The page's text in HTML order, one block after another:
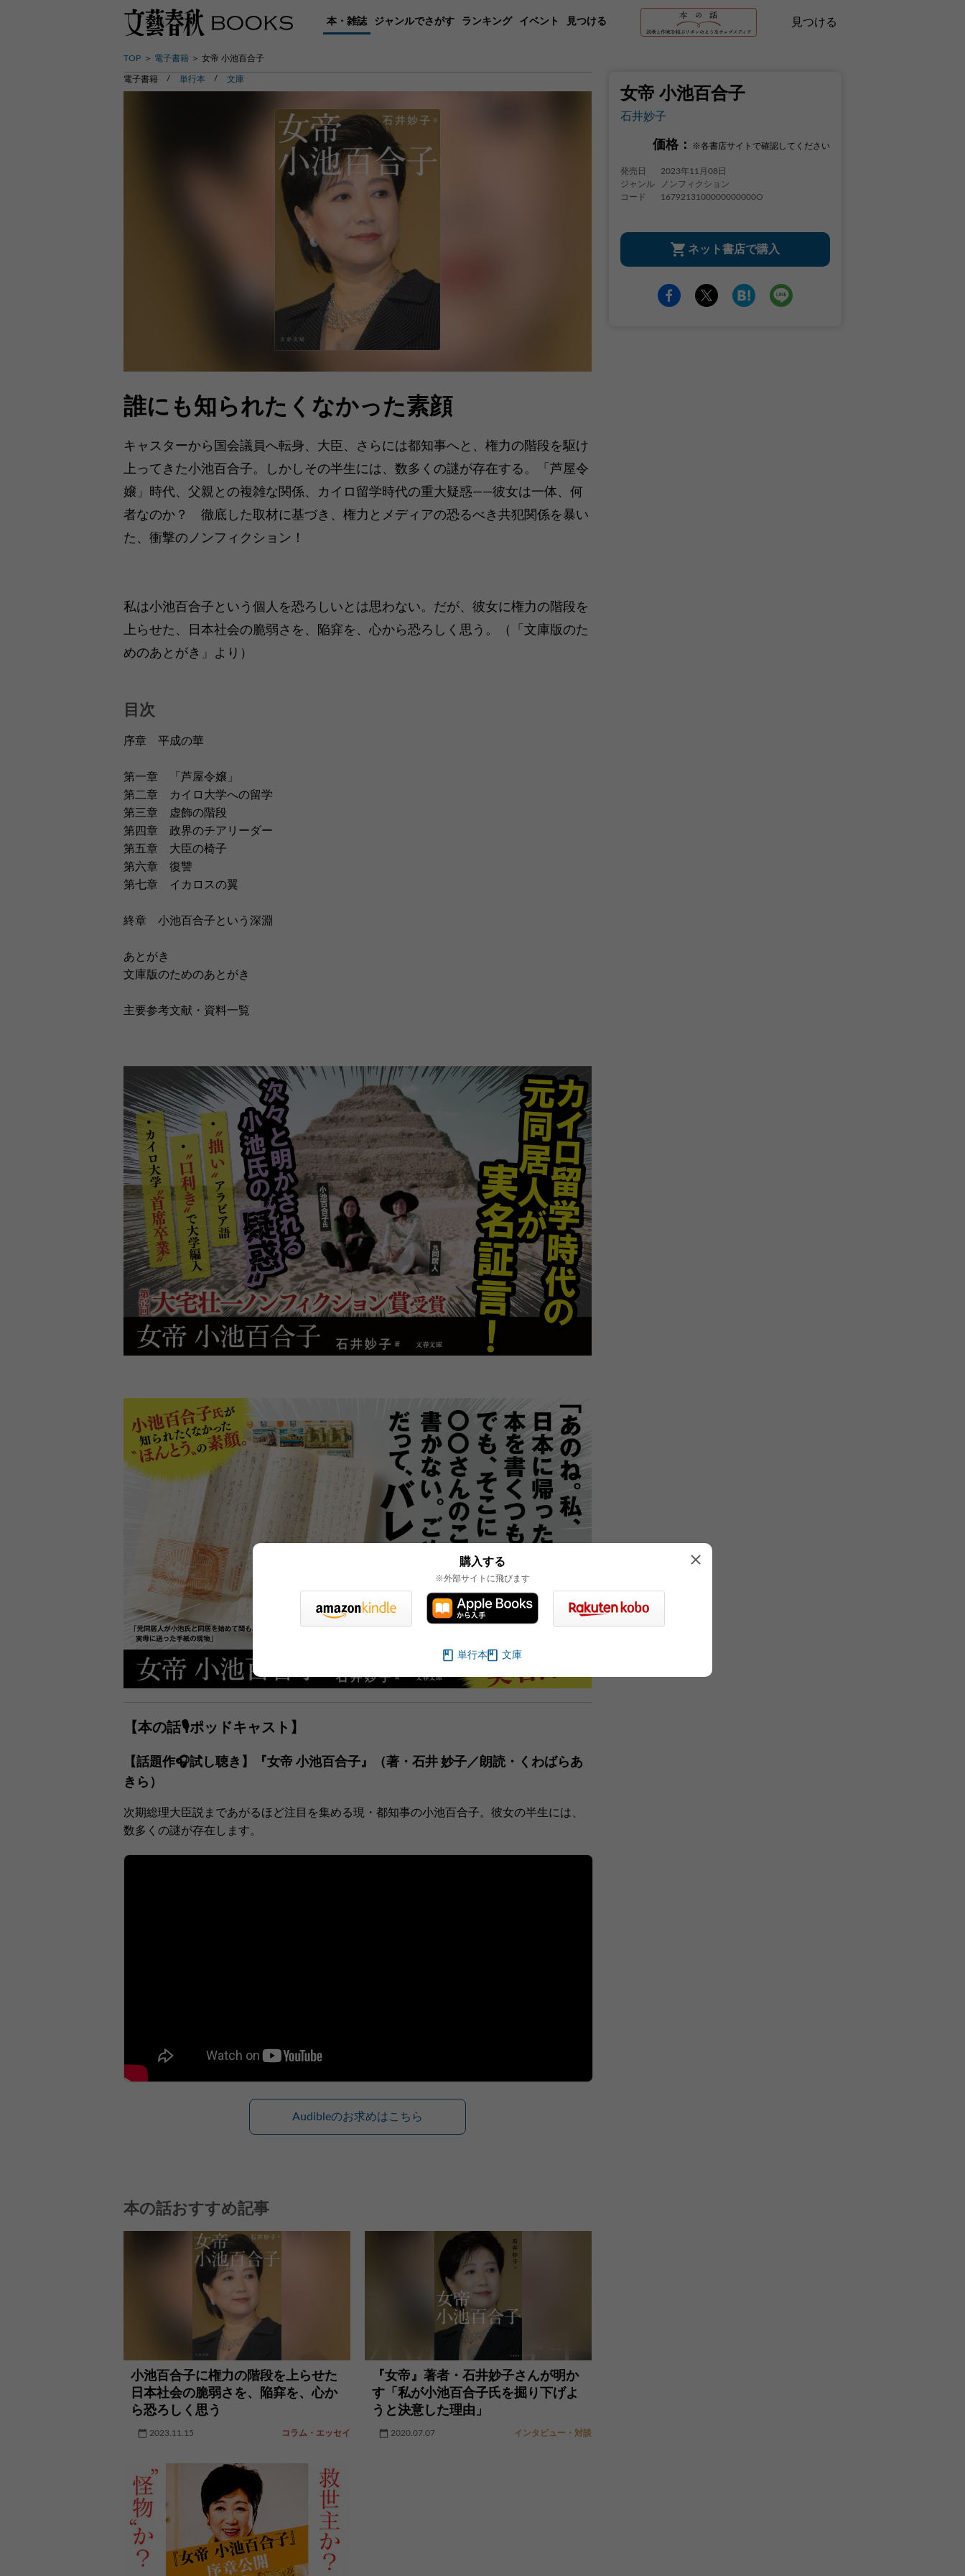
本・雑誌 ジャンルでさがす ランキング イベント 見つける 見つける
TOP 電子書籍 女帝 小池百合子
女帝 小池百合子
石井妙子
価格： ※各書店サイトで確認してください
発売日
2023年11月08日
ジャンル
ノンフィクション
コード
1679213100000000000O
ネット書店で購入
電子書籍 単行本 文庫
誰にも知られたくなかった素顔
キャスターから国会議員へ転身、大臣、さらには都知事へと、権力の階段を駆け
上ってきた小池百合子。しかしその半生には、数多くの謎が存在する。「芦屋令
嬢」時代、父親との複雑な関係、カイロ留学時代の重大疑惑――彼女は一体、何
者なのか？ 徹底した取材に基づき、権力とメディアの恐るべき共犯関係を暴い
た、衝撃のノンフィクション！
私は小池百合子という個人を恐ろしいとは思わない。だが、彼女に権力の階段を
上らせた、日本社会の脆弱さを、陥穽を、心から恐ろしく思う。（「文庫版のた
めのあとがき」より）
目次
序章 平成の華
第一章 「芦屋令嬢」
第二章 カイロ大学への留学
第三章 虚飾の階段
第四章 政界のチアリーダー
第五章 大臣の椅子
第六章 復讐
第七章 イカロスの翼
終章 小池百合子という深淵
あとがき
文庫版のためのあとがき
主要参考文献・資料一覧
【本の話🎙ポッドキャスト】
【話題作🎧試し聴き】『女帝 小池百合子』（著・石井 妙子／朗読・くわばらあ
きら）
次期総理大臣説まであがるほど注目を集める現・都知事の小池百合子。彼女の半生には、
数多くの謎が存在します。
Audibleのお求めはこちら
本の話おすすめ記事
小池百合子に権力の階段を上らせた
日本社会の脆弱さを、陥穽を、心か
ら恐ろしく思う
2023.11.15 コラム・エッセイ
『女帝』著者・石井妙子さんが明か
す「私が小池百合子氏を掘り下げよ
うと決意した理由」
2020.07.07 インタビュー・対談
購入する
※外部サイトに飛びます
単行本 文庫